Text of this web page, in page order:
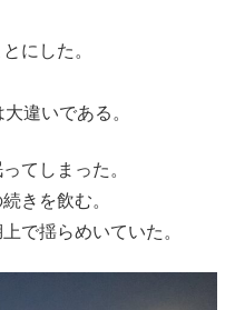
にした。
違いである。
てしまった。
きを飲む。
で揺らめいていた。